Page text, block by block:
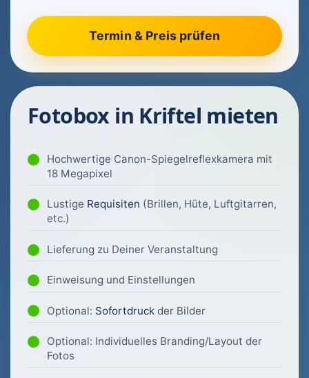
Fotobox in Kriftel mieten
Hochwertige Canon-Spiegelreflexkamera mit
18 Megapixel
Lustige Requisiten (Brillen, Hüte, Luftgitarren,
etc.)
Lieferung zu Deiner Veranstaltung
Einweisung und Einstellungen
Optional: Sofortdruck der Bilder
Optional: Individuelles Branding/Layout der
Fotos